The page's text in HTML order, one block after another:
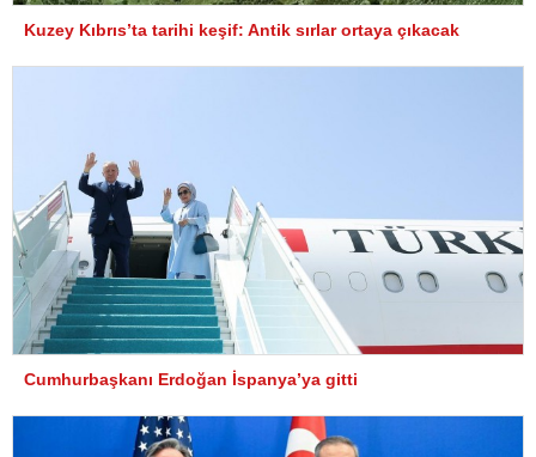
Kuzey Kıbrıs’ta tarihi keşif: Antik sırlar ortaya çıkacak
Cumhurbaşkanı Erdoğan İspanya’ya gitti